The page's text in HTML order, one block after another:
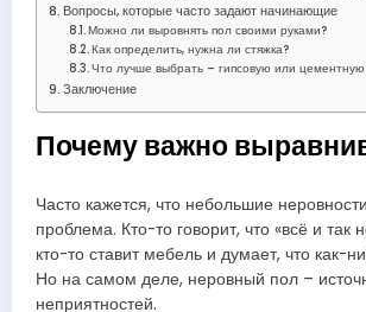
Вопросы, которые часто задают начинающие
Можно ли выровнять пол своими руками?
Как определить, нужна ли стяжка?
Что лучше выбрать – гипсовую или цементную
Заключение
Почему важно
Часто кажется, что небольшие
проблема. Кто-то говорит, что «всё и так
кто-то ставит мебель и думает, что как-
Но на самом деле, неровный пол –
неприятностей.